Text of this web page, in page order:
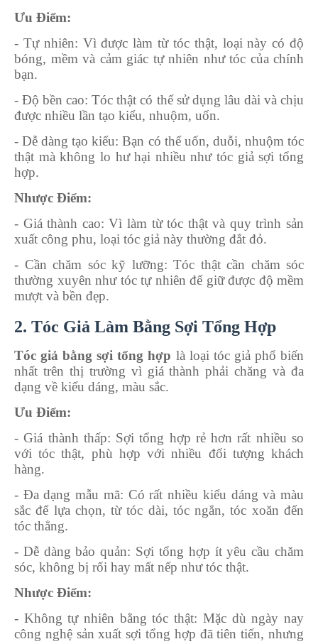
Ưu Điểm:
- Tự nhiên: Vì được làm từ tóc thật, loại này có độ
bóng, mềm và cảm giác tự nhiên như tóc của chính
bạn.
- Độ bền cao: Tóc thật có thể sử dụng lâu dài và chịu
được nhiều lần tạo kiểu, nhuộm, uốn.
- Dễ dàng tạo kiểu: Bạn có thể uốn, duỗi, nhuộm tóc
thật mà không lo hư hại nhiều như tóc giả sợi tổng
hợp.
Nhược Điểm:
- Giá thành cao: Vì làm từ tóc thật và quy trình sản
xuất công phu, loại tóc giả này thường đắt đỏ.
- Cần chăm sóc kỹ lưỡng: Tóc thật cần chăm sóc
thường xuyên như tóc tự nhiên để giữ được độ mềm
mượt và bền đẹp.
2. Tóc Giả Làm Bằng Sợi Tổng Hợp
Tóc giả bằng sợi tổng hợp là loại tóc giả phổ biến
nhất trên thị trường vì giá thành phải chăng và đa
dạng về kiểu dáng, màu sắc.
Ưu Điểm:
- Giá thành thấp: Sợi tổng hợp rẻ hơn rất nhiều so
với tóc thật, phù hợp với nhiều đối tượng khách
hàng.
- Đa dạng mẫu mã: Có rất nhiều kiểu dáng và màu
sắc để lựa chọn, từ tóc dài, tóc ngắn, tóc xoăn đến
tóc thẳng.
- Dễ dàng bảo quản: Sợi tổng hợp ít yêu cầu chăm
sóc, không bị rối hay mất nếp như tóc thật.
Nhược Điểm:
- Không tự nhiên bằng tóc thật: Mặc dù ngày nay
công nghệ sản xuất sợi tổng hợp đã tiên tiến, nhưng